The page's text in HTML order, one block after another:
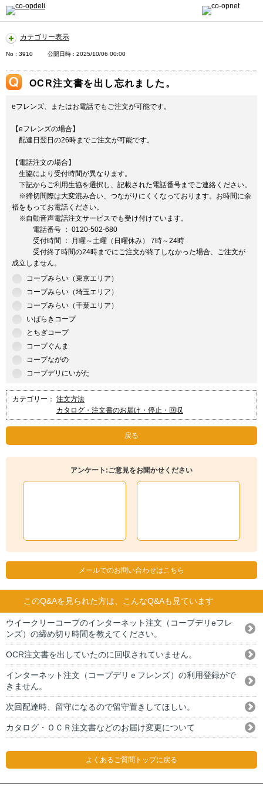
カテゴリー表示
No : 3910 公開日時 : 2025/10/06 00:00
OCR注文書を出し忘れました。
eフレンズ、またはお電話でもご注文が可能です。
【eフレンズの場合】
配達日翌日の26時までご注文が可能です。
【電話注文の場合】
生協により受付時間が異なります。
下記からご利用生協を選択し、記載された電話番号までご連絡ください。
※締切間際は大変混み合い、つながりにくくなっております。お時間に余
裕をもってお電話ください。
※自動音声電話注文サービスでも受け付けています。
電話番号 ： 0120-502-680
受付時間 ： 月曜～土曜（日曜休み） 7時～24時
受付終了時間の24時までにご注文が終了しなかった場合、ご注文が
成立しません。
コープみらい（東京エリア）
コープみらい（埼玉エリア）
コープみらい（千葉エリア）
いばらきコープ
とちぎコープ
コープぐんま
コープながの
コープデリにいがた
カテゴリー： 注文方法
カタログ・注文書のお届け・停止・回収
戻る
アンケート:ご意見をお聞かせください
メールでのお問い合わせはこちら
このQ&Aを見られた方は、こんなQ&Aも見ています
ウイークリーコープのインターネット注文（コープデリeフレ
ンズ）の締め切り時間を教えてください。
OCR注文書を出していたのに回収されていません。
インターネット注文（コープデリｅフレンズ）の利用登録がで
きません。
次回配達時、留守になるので留守置きしてほしい。
カタログ・ＯＣＲ注文書などのお届け変更について
よくあるご質問トップに戻る